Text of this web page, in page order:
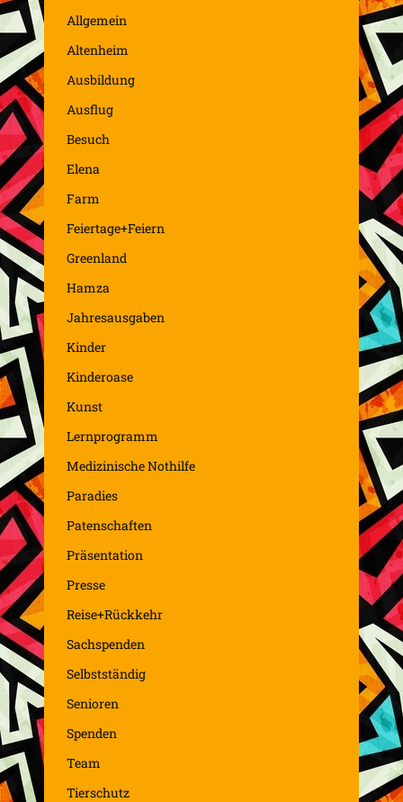
Allgemein
Altenheim
Ausbildung
Ausflug
Besuch
Elena
Farm
Feiertage+Feiern
Greenland
Hamza
Jahresausgaben
Kinder
Kinderoase
Kunst
Lernprogramm
Medizinische Nothilfe
Paradies
Patenschaften
Präsentation
Presse
Reise+Rückkehr
Sachspenden
Selbstständig
Senioren
Spenden
Team
Tierschutz